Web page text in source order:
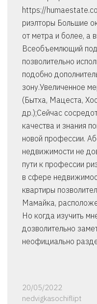
https://
риэлторы Большие
от метра и более, а
Всеобъемлющий
позволительно
подобно
зону.Увеличенное
(Бытха, Мацеста,
др.);Сейчас
качества и знания
новой профессии.
недвижимости не
пути к профессии
в сфере
квартиры
Мамайка,
Но когда изучить
дозволительно
неофициально
20/05/2022
nedvigkasochiflipt